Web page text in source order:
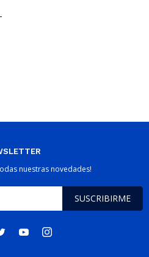
nuestras novedades!
SUSCRIBIRME
 